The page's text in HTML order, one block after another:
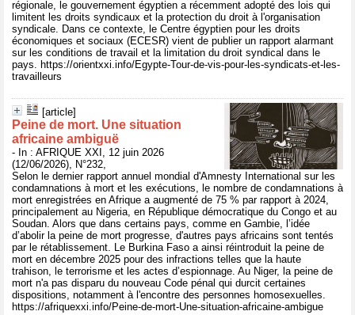
régionale, le gouvernement égyptien a récemment adopté des lois qui
limitent les droits syndicaux et la protection du droit à l'organisation
syndicale. Dans ce contexte, le Centre égyptien pour les droits
économiques et sociaux (ECESR) vient de publier un rapport alarmant
sur les conditions de travail et la limitation du droit syndical dans le
pays. https://orientxxi.info/Egypte-Tour-de-vis-pour-les-syndicats-et-les-
travailleurs
[article]
Peine de mort. Une situation
africaine ambiguë
- In : AFRIQUE XXI, 12 juin 2026
(12/06/2026), N°232,
Selon le dernier rapport annuel mondial d'Amnesty International sur les
condamnations à mort et les exécutions, le nombre de condamnations à
mort enregistrées en Afrique a augmenté de 75 % par rapport à 2024,
principalement au Nigeria, en République démocratique du Congo et au
Soudan. Alors que dans certains pays, comme en Gambie, l’idée
d’abolir la peine de mort progresse, d'autres pays africains sont tentés
par le rétablissement. Le Burkina Faso a ainsi réintroduit la peine de
mort en décembre 2025 pour des infractions telles que la haute
trahison, le terrorisme et les actes d’espionnage. Au Niger, la peine de
mort n'a pas disparu du nouveau Code pénal qui durcit certaines
dispositions, notamment à l'encontre des personnes homosexuelles.
https://afriquexxi.info/Peine-de-mort-Une-situation-africaine-ambigue